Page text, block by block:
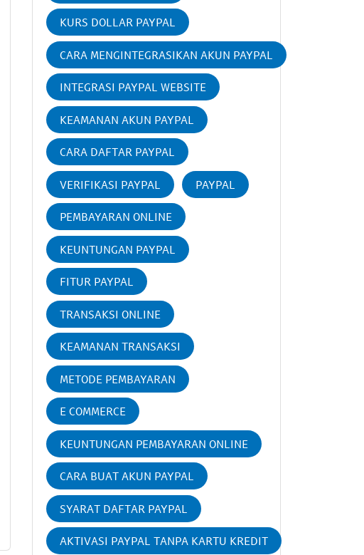
KURS DOLLAR PAYPAL
CARA MENGINTEGRASIKAN AKUN PAYPAL
INTEGRASI PAYPAL WEBSITE
KEAMANAN AKUN PAYPAL
CARA DAFTAR PAYPAL
VERIFIKASI PAYPAL PAYPAL
PEMBAYARAN ONLINE
KEUNTUNGAN PAYPAL
FITUR PAYPAL
TRANSAKSI ONLINE
KEAMANAN TRANSAKSI
METODE PEMBAYARAN
E COMMERCE
KEUNTUNGAN PEMBAYARAN ONLINE
CARA BUAT AKUN PAYPAL
SYARAT DAFTAR PAYPAL
AKTIVASI PAYPAL TANPA KARTU KREDIT